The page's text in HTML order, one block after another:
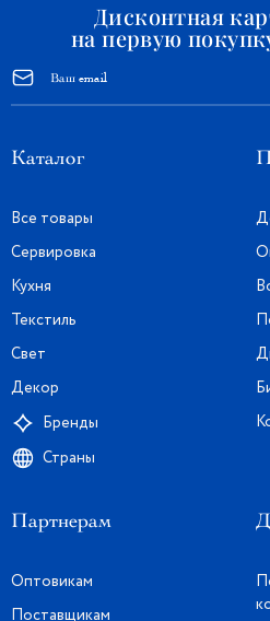
Дисконтная
на первую
Каталог
Все товары
Сервировка
Кухня
Текстиль
Свет
Декор
Бренды
Страны
Партнерам
Оптовикам
Поставщикам